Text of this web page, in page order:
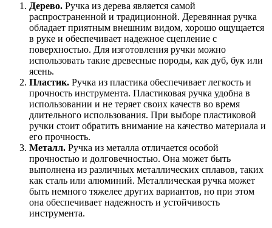
Дерево. Ручка из дерева является самой
распространенной и традиционной. Деревянная ручка
обладает приятным внешним видом, хорошо ощущается
в руке и обеспечивает надежное сцепление с
поверхностью. Для изготовления ручки можно
использовать такие древесные породы, как дуб, бук или
ясень.
Пластик. Ручка из пластика обеспечивает легкость и
прочность инструмента. Пластиковая ручка удобна в
использовании и не теряет своих качеств во время
длительного использования. При выборе пластиковой
ручки стоит обратить внимание на качество материала и
его прочность.
Металл. Ручка из металла отличается особой
прочностью и долговечностью. Она может быть
выполнена из различных металлических сплавов, таких
как сталь или алюминий. Металлическая ручка может
быть немного тяжелее других вариантов, но при этом
она обеспечивает надежность и устойчивость
инструмента.